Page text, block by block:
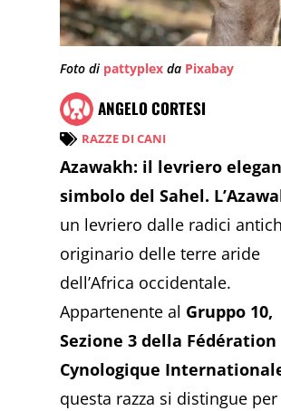
Foto di pattyplex da Pixabay
ANGELO CORTESI
RAZZE DI CANI
Azawakh: il levriero
simbolo del Sahel.
un levriero dalle radici
originario delle terre aride
dell’Africa occidentale.
Appartenente al Gruppo 10,
Sezione 3 della Fédération
Cynologique
questa razza si distingue